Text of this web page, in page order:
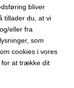
bliver
tillader du, at vi
eller fra
som
cookies i vores
for at trække dit
til påfyldning af